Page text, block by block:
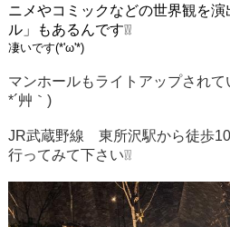
ニメやコミックなどの世界観を
ル」もあるんです❕❕
凄いです(*'ω'*)
マンホールもライトアップされ
*´艸｀)
JR武蔵野線 東所沢駅から徒歩
行ってみて下さい❕❕